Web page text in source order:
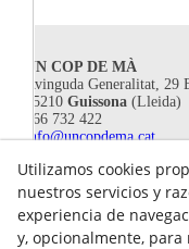
UN COP DE MÀ
Avinguda Generalitat, 29
25210 Guissona (Lleida)
666 732 422
info@uncopdema.cat
!SÍGUENOS!
Utilizamos cookies
nuestros servicios y
experiencia de
y, opcionalmente,